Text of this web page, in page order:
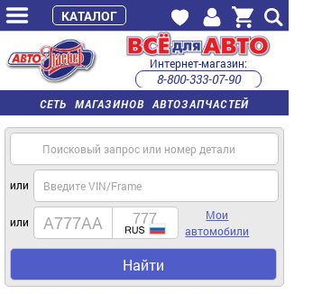
СЕТЬ МАГАЗИНОВ АВТОЗАПЧАСТЕЙ
Интернет-магазин:
8-800-333-07-90
часы работы с 9:00 до 22:00 (пн-пт)
или
или
Мои
автомобили
Найти
КАТАЛОГ